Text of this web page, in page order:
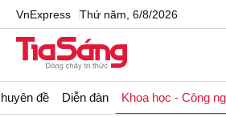
VnExpress Thứ năm, 6/8/2026
đề Diễn đàn Khoa học - Công